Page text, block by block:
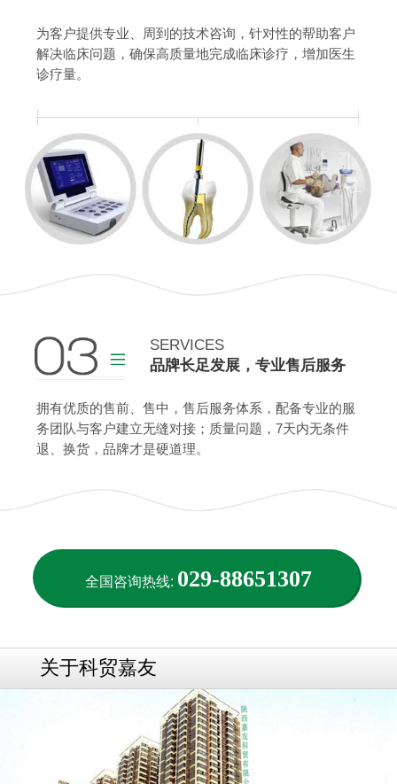
查看更多
为客户提供专业、周到的技术咨询，针对性的帮助客户
解决临床问题，确保高质量地完成临床诊疗，增加医生
诊疗量。
SERVICES
品牌长足发展，专业售后服务
拥有优质的售前、售中，售后服务体系，配备专业的服
务团队与客户建立无缝对接；质量问题，7天内无条件
退、换货，品牌才是硬道理。
全国咨询热线: 029-88651307
关于科贸嘉友